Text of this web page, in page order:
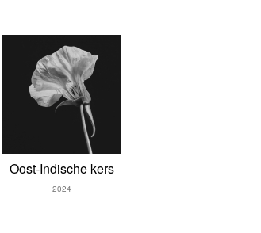
Oost-Indische kers
2024